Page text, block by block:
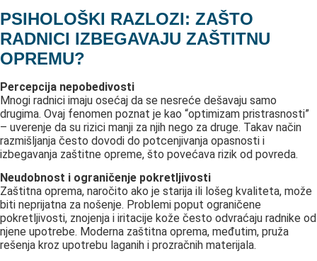
PSIHOLOŠKI RAZLOZI: ZAŠTO
RADNICI IZBEGAVAJU ZAŠTITNU
OPREMU?
Percepcija nepobedivosti
Mnogi radnici imaju osećaj da se nesreće dešavaju samo
drugima. Ovaj fenomen poznat je kao “optimizam pristrasnosti”
– uverenje da su rizici manji za njih nego za druge. Takav način
razmišljanja često dovodi do potcenjivanja opasnosti i
izbegavanja zaštitne opreme, što povećava rizik od povreda.
Neudobnost i ograničenje pokretljivosti
Zaštitna oprema, naročito ako je starija ili lošeg kvaliteta, može
biti neprijatna za nošenje. Problemi poput ograničene
pokretljivosti, znojenja i iritacije kože često odvraćaju radnike od
njene upotrebe. Moderna zaštitna oprema, međutim, pruža
rešenja kroz upotrebu laganih i prozračnih materijala.